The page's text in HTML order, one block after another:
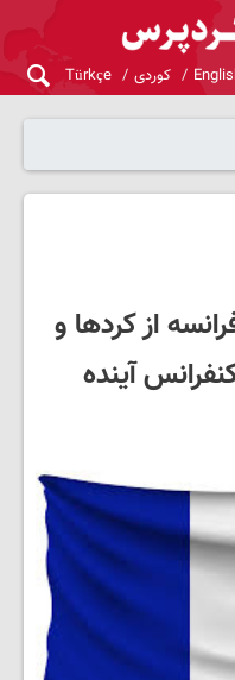
کوردی Türkçe
از کردها و
آینده